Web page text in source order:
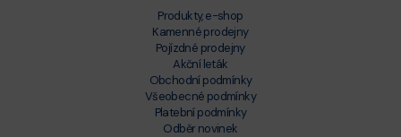
Produkty, e-shop
Kamenné prodejny
Pojízdné prodejny
Akční leták
Obchodní podmínky
Všeobecné podmínky
Platební podmínky
Odběr novinek